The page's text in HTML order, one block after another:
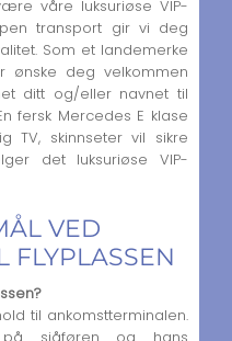
våre luksuriøse VIP-
transport gir vi deg
Som et landemerke
ønske deg velkommen
ditt og/eller navnet til
fersk Mercedes E klase
TV, skinnseter vil sikre
det luksuriøse VIP-
VED
FLYPLASSEN
til ankomstterminalen.